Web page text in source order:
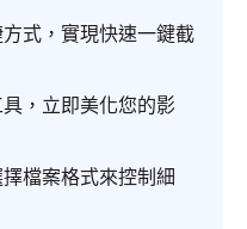
式，實現快速一鍵截
，立即美化您的影
檔案格式來控制細